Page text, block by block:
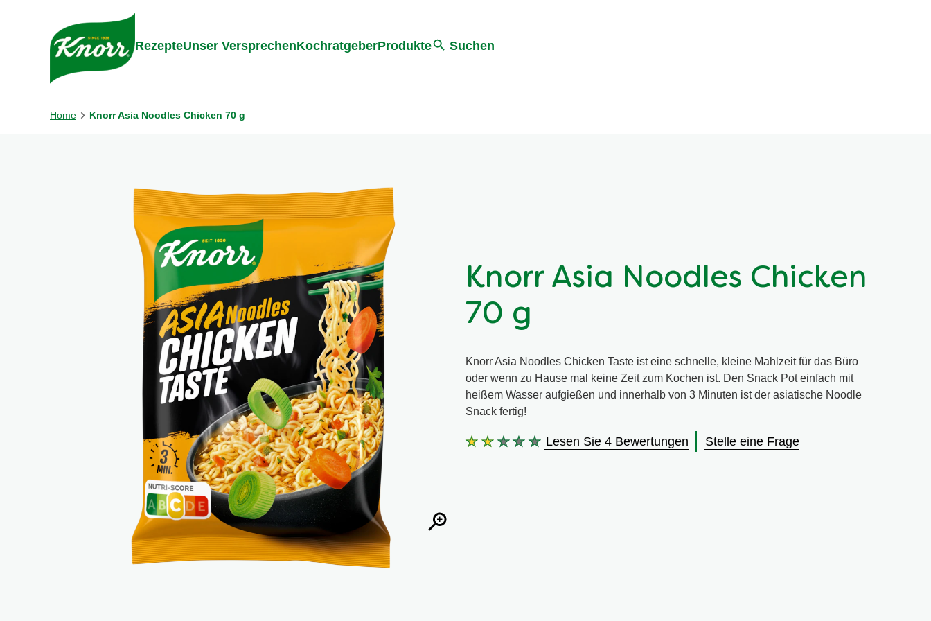
Gehe zu:
RezepteUnser VersprechenKochratgeberProdukte Suchen
Home Knorr Asia Noodles Chicken 70 g
Knorr Asia Noodles Chicken
70 g
Knorr Asia Noodles Chicken Taste ist eine schnelle, kleine Mahlzeit für das Büro
oder wenn zu Hause mal keine Zeit zum Kochen ist. Den Snack Pot einfach mit
heißem Wasser aufgießen und innerhalb von 3 Minuten ist der asiatische Noodle
Snack fertig!
Die
Lesen Sie 4 Bewertungen Stelle eine Frage